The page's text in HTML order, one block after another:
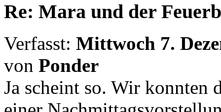
Re: Mara und der
Verfasst: Mittwoch 7.
von Ponder
Ja scheint so. Wir konnten